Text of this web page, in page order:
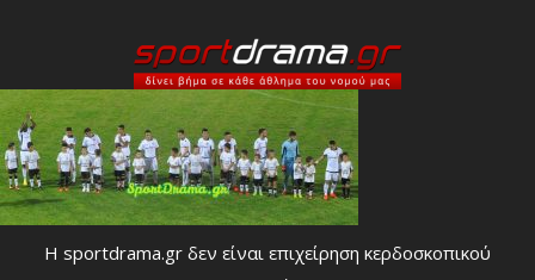
Η sportdrama.gr δεν είναι επιχείρηση κερδοσκοπικού